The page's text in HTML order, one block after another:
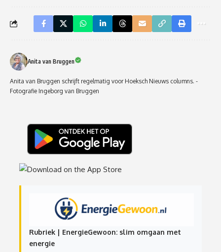
Anita van Bruggen
Anita van Bruggen schrijft regelmatig voor Hoeksch Nieuws columns. -
Fotografie Ingeborg van Bruggen
Rubriek | EnergieGewoon: slim omgaan met
energie